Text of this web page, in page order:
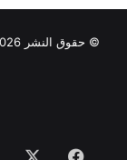
فيسبوك